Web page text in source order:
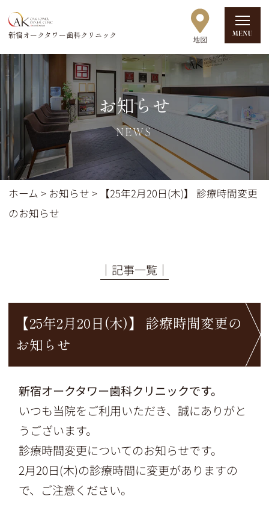
新宿オークタワー歯科クリニック
お知らせ
NEWS
ホーム > お知らせ >
【25年2月20日(木)】 診療時間変更
のお知らせ
│記事一覧│
【25年2月20日(木)】 診療時間変更の
お知らせ
新宿オークタワー歯科クリニックです。
いつも当院をご利用いただき、誠にありがと
うございます。
診療時間変更についてのお知らせです。
2月20日(木)の診療時間に変更がありますの
で、ご注意ください。